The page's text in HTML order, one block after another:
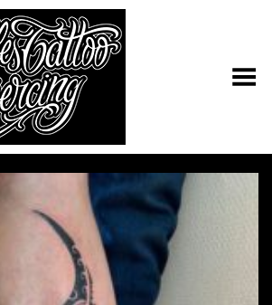
Toggle Menu